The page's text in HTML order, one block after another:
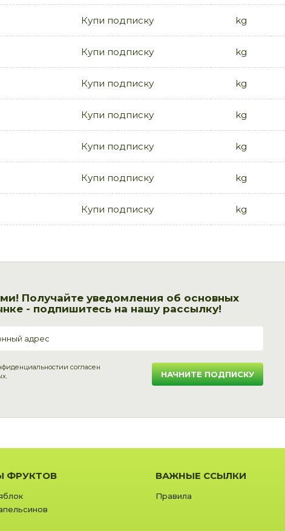
Купи подписку kg
Купи подписку kg
Купи подписку kg
Купи подписку kg
Купи подписку kg
Купи подписку kg
Купи подписку kg
Получайте уведомления об основных
- подпишитесь на нашу рассылку!
и согласен
НАЧНИТЕ ПОДПИСКУ
ФРУКТОВ ВАЖНЫЕ ССЫЛКИ
Правила